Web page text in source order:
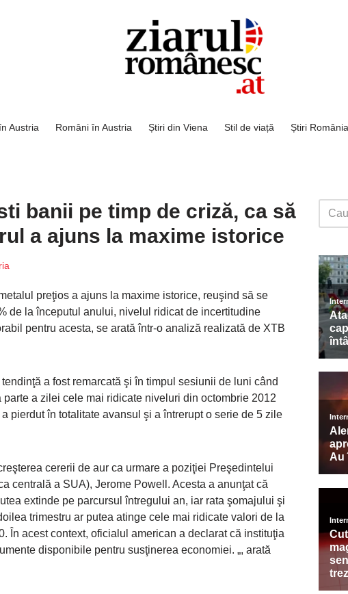
Austria Români în Austria Știri din Viena Stil de viață Știri România
banii pe timp de criză, ca să
a ajuns la maxime istorice
preţios a ajuns la maxime istorice, reuşind să se
de la începutul anului, nivelul ridicat de incertitudine
pentru acesta, se arată într-o analiză realizată de XTB
a fost remarcată şi în timpul sesiunii de luni când
a zilei cele mai ridicate niveluri din octombrie 2012
pierdut în totalitate avansul şi a întrerupt o serie de 5 zile
cererii de aur ca urmare a poziţiei Preşedintelui
centrală a SUA), Jerome Powell. Acesta a anunţat că
extinde pe parcursul întregului an, iar rata şomajului şi
trimestru ar putea atinge cele mai ridicate valori de la
În acest context, oficialul american a declarat că instituţia
disponibile pentru susţinerea economiei. „, arată